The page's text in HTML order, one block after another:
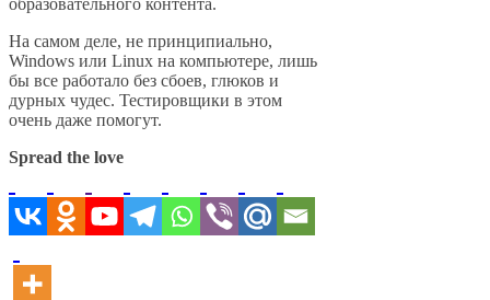
образовательного контента.
На самом деле, не принципиально,
Windows или Linux на компьютере, лишь
бы все работало без сбоев, глюков и
дурных чудес. Тестировщики в этом
очень даже помогут.
Spread the love